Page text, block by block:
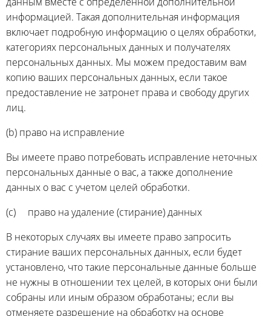
информацией. Такая дополнительная информация
включает подробную информацию о целях обработки,
категориях персональных данных и получателях
персональных данных. Мы можем предоставим вам
копию ваших персональных данных, если такое
предоставление не затронет права и свободу других
лиц.
(b) право на исправление
Вы имеете право потребовать исправление неточных
персональных данные о вас, а также дополнение
данных о вас с учетом целей обработки.
(c) право на удаление (стирание) данных
В некоторых случаях вы имеете право запросить
стирание ваших персональных данных, если будет
установлено, что такие персональные данные больше
не нужны в отношении тех целей, в которых они были
собраны или иным образом обработаны; если вы
отменяете разрешение на обработку на основе